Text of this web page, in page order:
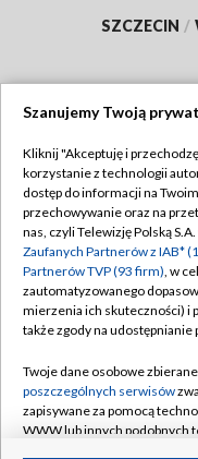
SZCZECIN /
Abonament TVP
Emisja w TVP
Centrum informacji
Naziemna Telewizja
Rada Programowa
System NOS
Szanujemy Twoją
Kliknij "Akceptuję i
korzystanie z technologii
dostęp do informacji na
przechowywanie oraz na
nas, czyli Telewizję Polską
Zaufanych Partnerów z IAB*
Partnerów TVP (93 firm), w
zautomatyzowanego
mierzenia ich skuteczności) i
także zgody na udostępnianie
Twoje dane osobowe
poszczególnych serwisów
zapisywane za pomocą
WWW lub innych podobnych